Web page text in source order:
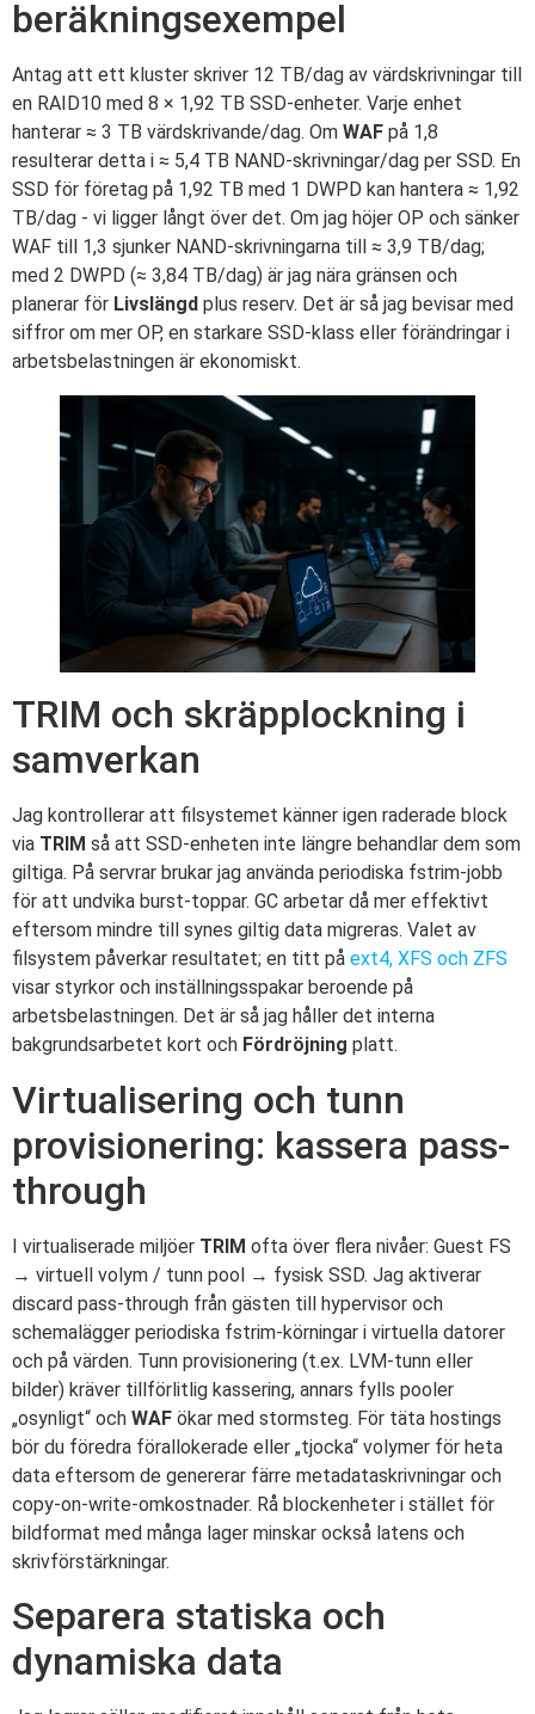
beräkningsexempel
Antag att ett kluster skriver 12 TB/dag av värdskrivningar till
en RAID10 med 8 × 1,92 TB SSD-enheter. Varje enhet
hanterar ≈ 3 TB värdskrivande/dag. Om WAF på 1,8
resulterar detta i ≈ 5,4 TB NAND-skrivningar/dag per SSD. En
SSD för företag på 1,92 TB med 1 DWPD kan hantera ≈ 1,92
TB/dag - vi ligger långt över det. Om jag höjer OP och sänker
WAF till 1,3 sjunker NAND-skrivningarna till ≈ 3,9 TB/dag;
med 2 DWPD (≈ 3,84 TB/dag) är jag nära gränsen och
planerar för Livslängd plus reserv. Det är så jag bevisar med
siffror om mer OP, en starkare SSD-klass eller förändringar i
arbetsbelastningen är ekonomiskt.
TRIM och skräpplockning i
samverkan
Jag kontrollerar att filsystemet känner igen raderade block
via TRIM så att SSD-enheten inte längre behandlar dem som
giltiga. På servrar brukar jag använda periodiska fstrim-jobb
för att undvika burst-toppar. GC arbetar då mer effektivt
eftersom mindre till synes giltig data migreras. Valet av
filsystem påverkar resultatet; en titt på ext4, XFS och ZFS
visar styrkor och inställningsspakar beroende på
arbetsbelastningen. Det är så jag håller det interna
bakgrundsarbetet kort och Fördröjning platt.
Virtualisering och tunn
provisionering: kassera pass-
through
I virtualiserade miljöer TRIM ofta över flera nivåer: Guest FS
→ virtuell volym / tunn pool → fysisk SSD. Jag aktiverar
discard pass-through från gästen till hypervisor och
schemalägger periodiska fstrim-körningar i virtuella datorer
och på värden. Tunn provisionering (t.ex. LVM-tunn eller
bilder) kräver tillförlitlig kassering, annars fylls pooler
„osynligt“ och WAF ökar med stormsteg. För täta hostings
bör du föredra förallokerade eller „tjocka“ volymer för heta
data eftersom de genererar färre metadataskrivningar och
copy-on-write-omkostnader. Rå blockenheter i stället för
bildformat med många lager minskar också latens och
skrivförstärkningar.
Separera statiska och
dynamiska data